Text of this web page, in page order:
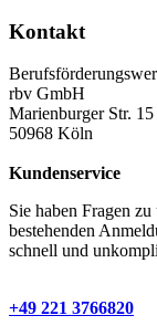
Kontakt
rbv GmbH
Marienburger Str. 15
50968 Köln
Kundenservice
Sie haben Fragen
bestehenden
schnell und
+49 221 3766820